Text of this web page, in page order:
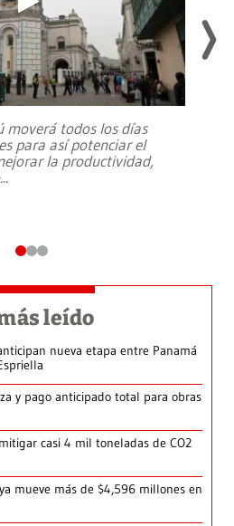
moverá todos los días
para así potenciar el
la productividad,
...
leído
nueva etapa entre Panamá
y pago anticipado total para obras
casi 4 mil toneladas de CO2
mueve más de $4,596 millones en